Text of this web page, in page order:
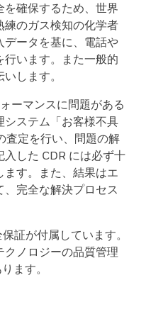
確保するため、世界
練のガス検知の化学者
データを基に、電話や
います。また一般的
します。
ーマンスに問題がある
システム「お客様不具
査定を行い、問題の解
した CDR には必ず十
す。また、結果はエ
完全な解決プロセス
証が付属しています。
クノロジーの品質管理
ます。